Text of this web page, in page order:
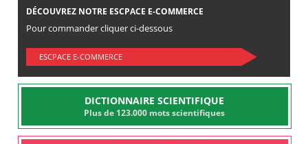
DÉCOUVREZ NOTRE ESCPACE E-COMMERCE
Pour commander cliquer ci-dessous
ESCPACE E-COMMERCE
DICTIONNAIRE SCIENTIFIQUE
Plus de 123.000 mots scientifiques